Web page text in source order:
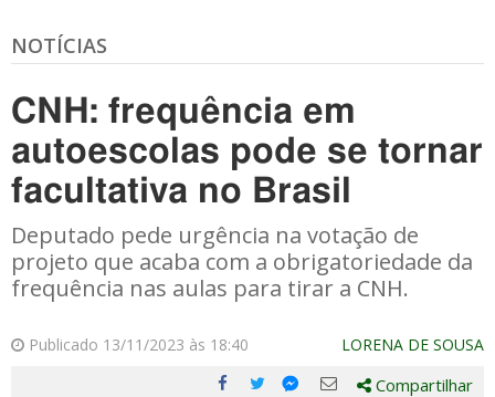
NOTÍCIAS
CNH: frequência em
autoescolas pode se tornar
facultativa no Brasil
Deputado pede urgência na votação de
projeto que acaba com a obrigatoriedade da
frequência nas aulas para tirar a CNH.
Publicado 13/11/2023 às 18:40 LORENA DE SOUSA
Compartilhar